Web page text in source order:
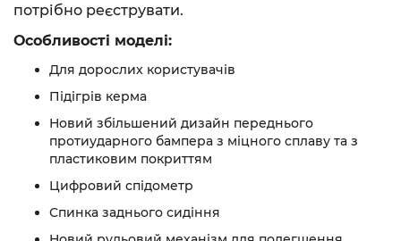
потрібно реєструвати.
Особливості моделі:
Для дорослих користувачів
Підігрів керма
Новий збільшений дизайн переднього
протиударного бампера з міцного сплаву та з
пластиковим покриттям
Цифровий спідометр
Спинка заднього сидіння